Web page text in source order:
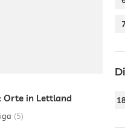
Orte in Lettland
5